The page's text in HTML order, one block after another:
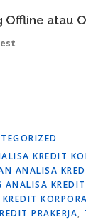
Offline atau
KREDIT
ANALISA
ANALISA
PRAKERJA,